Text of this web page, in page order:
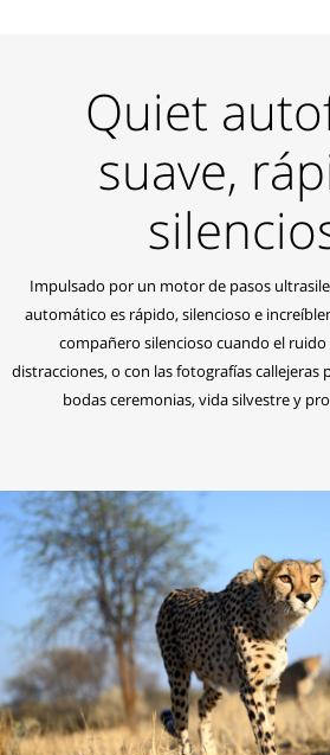
Quiet
suave,
Impulsado por un motor de pasos
automático es rápido, silencioso e
compañero silencioso cuando el ruido
distracciones, o con las fotografías callejeras
bodas ceremonias, vida silvestre y